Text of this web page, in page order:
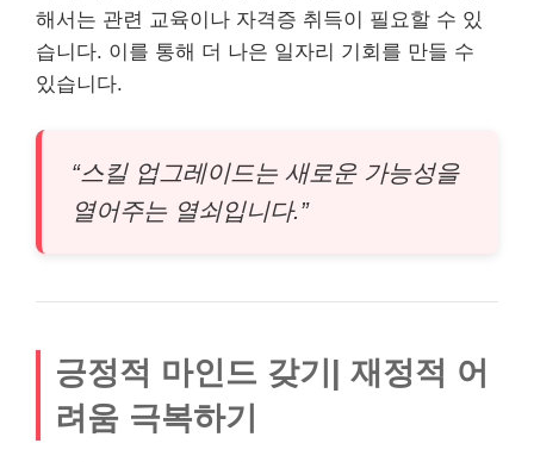
해서는 관련 교육이나 자격증 취득이 필요할 수 있
습니다. 이를 통해 더 나은 일자리 기회를 만들 수
있습니다.
“스킬 업그레이드는 새로운 가능성을
열어주는 열쇠입니다.”
긍정적 마인드 갖기| 재정적 어
려움 극복하기